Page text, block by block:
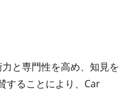
と専門性を高め、知見を
ることにより、 Car